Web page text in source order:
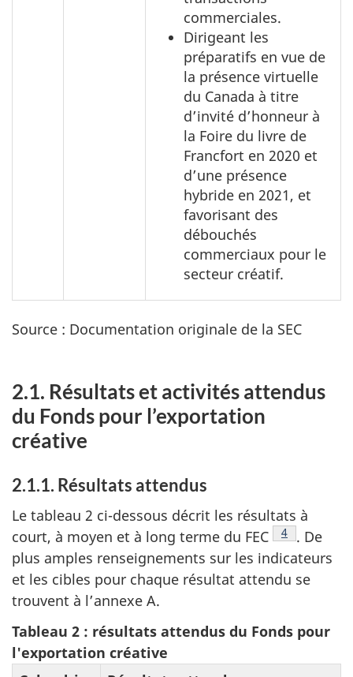
commerciales.
Dirigeant les
préparatifs en vue de
la présence virtuelle
du Canada à titre
d’invité d’honneur à
la Foire du livre de
Francfort en 2020 et
d’une présence
hybride en 2021, et
favorisant des
débouchés
commerciaux pour le
secteur créatif.
Source : Documentation originale de la SEC
2.1. Résultats et activités attendus
du Fonds pour l’exportation
créative
2.1.1. Résultats attendus
Le tableau 2 ci-dessous décrit les résultats à
court, à moyen et à long terme du FEC
Note de bas
4
. De
plus amples renseignements sur les indicateurs
et les cibles pour chaque résultat attendu se
trouvent à l’annexe A.
Tableau 2 : résultats attendus du Fonds pour
l'exportation créative